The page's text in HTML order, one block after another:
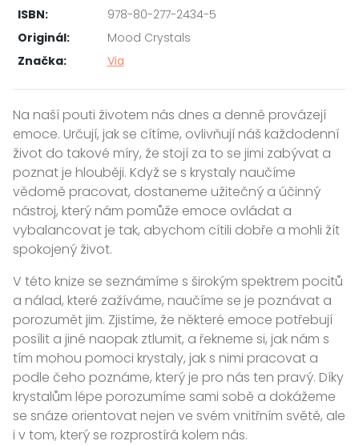
ISBN:
978-80-277-2434-5
Originál:
Mood Crystals
Značka:
Via
Na naší pouti životem nás dnes a denně provázejí
emoce. Určují, jak se cítíme, ovlivňují náš každodenní
život do takové míry, že stojí za to se jimi zabývat a
poznat je hlouběji. Když se s krystaly naučíme
vědomě pracovat, dostaneme užitečný a účinný
nástroj, který nám pomůže emoce ovládat a
vybalancovat je tak, abychom cítili dobře a mohli žít
spokojený život.
V této knize se seznámíme s širokým spektrem pocitů
a nálad, které zažíváme, naučíme se je poznávat a
porozumět jim. Zjistíme, že některé emoce potřebují
posílit a jiné naopak ztlumit, a řekneme si, jak nám s
tím mohou pomoci krystaly, jak s nimi pracovat a
podle čeho poznáme, který je pro nás ten pravý. Díky
krystalům lépe porozumíme sami sobě a dokážeme
se snáze orientovat nejen ve svém vnitřním světě, ale
i v tom, který se rozprostírá kolem nás.